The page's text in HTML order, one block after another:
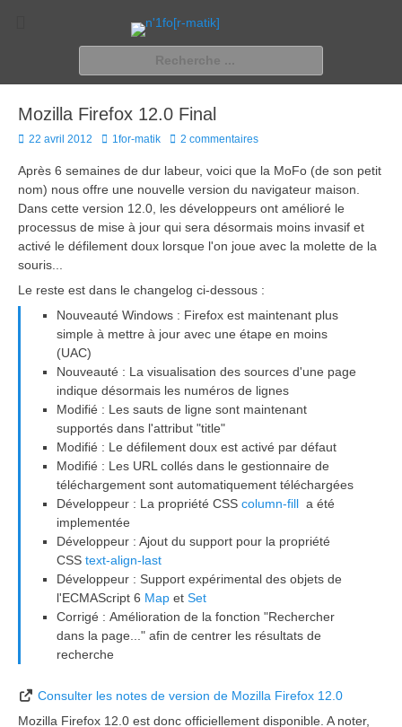
n'1fo[r-matik]
Pour les nymphos d'infos en info…
Mozilla Firefox 12.0 Final
Posted
22 avril 2012 Author
1for-matik 2 commentaires
Après 6 semaines de dur labeur, voici que la MoFo (de son petit
nom) nous offre une nouvelle version du navigateur maison.
Dans cette version 12.0, les développeurs ont amélioré le
processus de mise à jour qui sera désormais moins invasif et
activé le défilement doux lorsque l'on joue avec la molette de la
souris...
Le reste est dans le changelog ci-dessous :
Nouveauté Windows : Firefox est maintenant plus
simple à mettre à jour avec une étape en moins
(UAC)
Nouveauté : La visualisation des sources d'une page
indique désormais les numéros de lignes
Modifié : Les sauts de ligne sont maintenant
supportés dans l'attribut "title"
Modifié : Le défilement doux est activé par défaut
Modifié : Les URL collés dans le gestionnaire de
téléchargement sont automatiquement téléchargées
Développeur : La propriété CSS column-filla été
implementée
Développeur : Ajout du support pour la propriété
CSS text-align-last
Développeur : Support expérimental des objets de
l'ECMAScript 6 Mapet Set
Corrigé : Amélioration de la fonction "Rechercher
dans la page..." afin de centrer les résultats de
recherche
Consulter les notes de version de Mozilla Firefox 12.0
Mozilla Firefox 12.0 est donc officiellement disponible. A noter,